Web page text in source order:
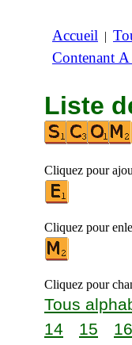
Accueil |
Contenant
Liste
Cliquez pour
Cliquez pour
Cliquez pour
Tous
14
15 16